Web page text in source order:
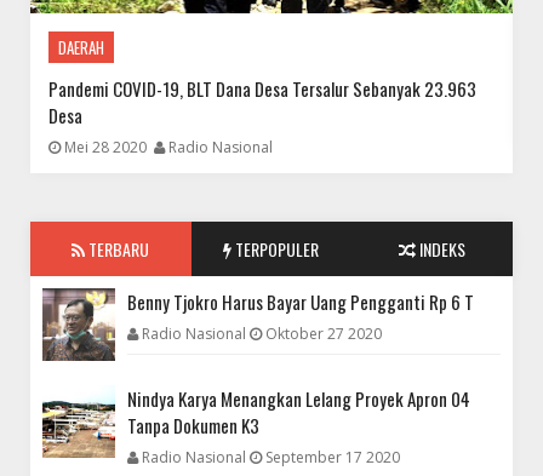
DAERAH
Pandemi COVID-19, BLT Dana Desa Tersalur Sebanyak 23.963
Desa
Mei 28 2020 Radio Nasional
TERBARU TERPOPULER INDEKS
Benny Tjokro Harus Bayar Uang Pengganti Rp 6 T
Radio Nasional Oktober 27 2020
Nindya Karya Menangkan Lelang Proyek Apron 04
Tanpa Dokumen K3
Radio Nasional September 17 2020
DAERAH
Setiap Rencana Kebijakan Publik Wajib Dipublikasi
NASIONAL
PT. Citra Beton Cabut Dukungan Terhadap PT. Nindya Karya
Pada Proyek Pengadaan Taxiway dan Apron 04 Bandara Hang